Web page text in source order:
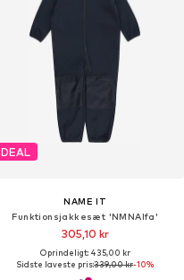
DEAL
NAME IT
Funktionsjakkesæt 'NMNAlfa'
305,10 kr
Oprindeligt: 435,00 kr
Sidste laveste pris:339,00 kr-10%